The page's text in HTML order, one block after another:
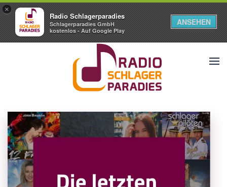
×
Radio Schlagerparadies
Schlagerparadies GmbH
kostenlos - Auf Google Play
ANSEHEN